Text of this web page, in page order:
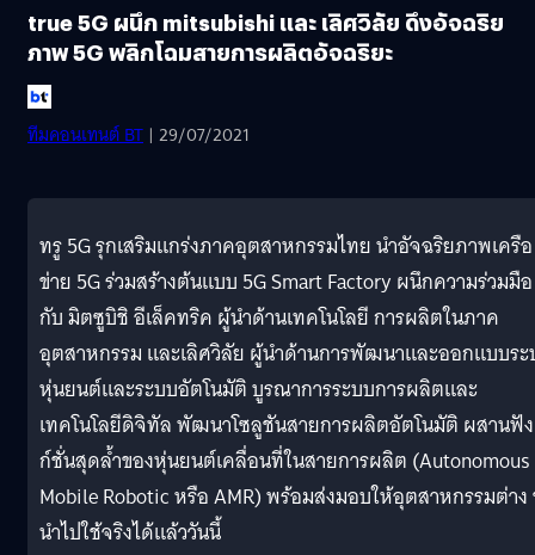
true 5G ผนึก mitsubishi และ เลิศวิลัย ดึงอัจฉริย
ภาพ 5G พลิกโฉมสายการผลิตอัจฉริยะ
ทีมคอนเทนต์ BT | 29/07/2021
ทรู 5G รุกเสริมแกร่งภาคอุตสาหกรรมไทย นำอัจฉริยภาพเครือ
ข่าย 5G ร่วมสร้างต้นแบบ 5G Smart Factory ผนึกความร่วมมือ
กับ มิตซูบิชิ อีเล็คทริค ผู้นำด้านเทคโนโลยี การผลิตในภาค
อุตสาหกรรม และเลิศวิลัย ผู้นำด้านการพัฒนาและออกแบบร
หุ่นยนต์และระบบอัตโนมัติ บูรณาการระบบการผลิตและ
เทคโนโลยีดิจิทัล พัฒนาโซลูชันสายการผลิตอัตโนมัติ ผสานฟัง
ก์ชั่นสุดล้ำของหุ่นยนต์เคลื่อนที่ในสายการผลิต (Autonomous
Mobile Robotic หรือ AMR) พร้อมส่งมอบให้อุตสาหกรรมต่าง
นำไปใช้จริงได้แล้ววันนี้